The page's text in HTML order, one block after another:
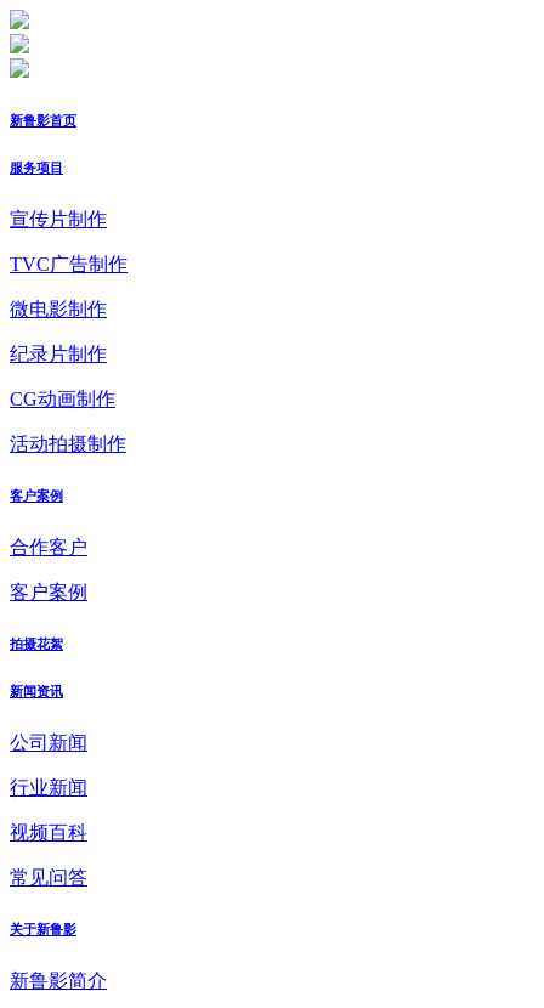
新鲁影首页
服务项目
宣传片制作
TVC广告制作
微电影制作
纪录片制作
CG动画制作
活动拍摄制作
客户案例
合作客户
客户案例
拍摄花絮
新闻资讯
公司新闻
行业新闻
视频百科
常见问答
关于新鲁影
新鲁影简介